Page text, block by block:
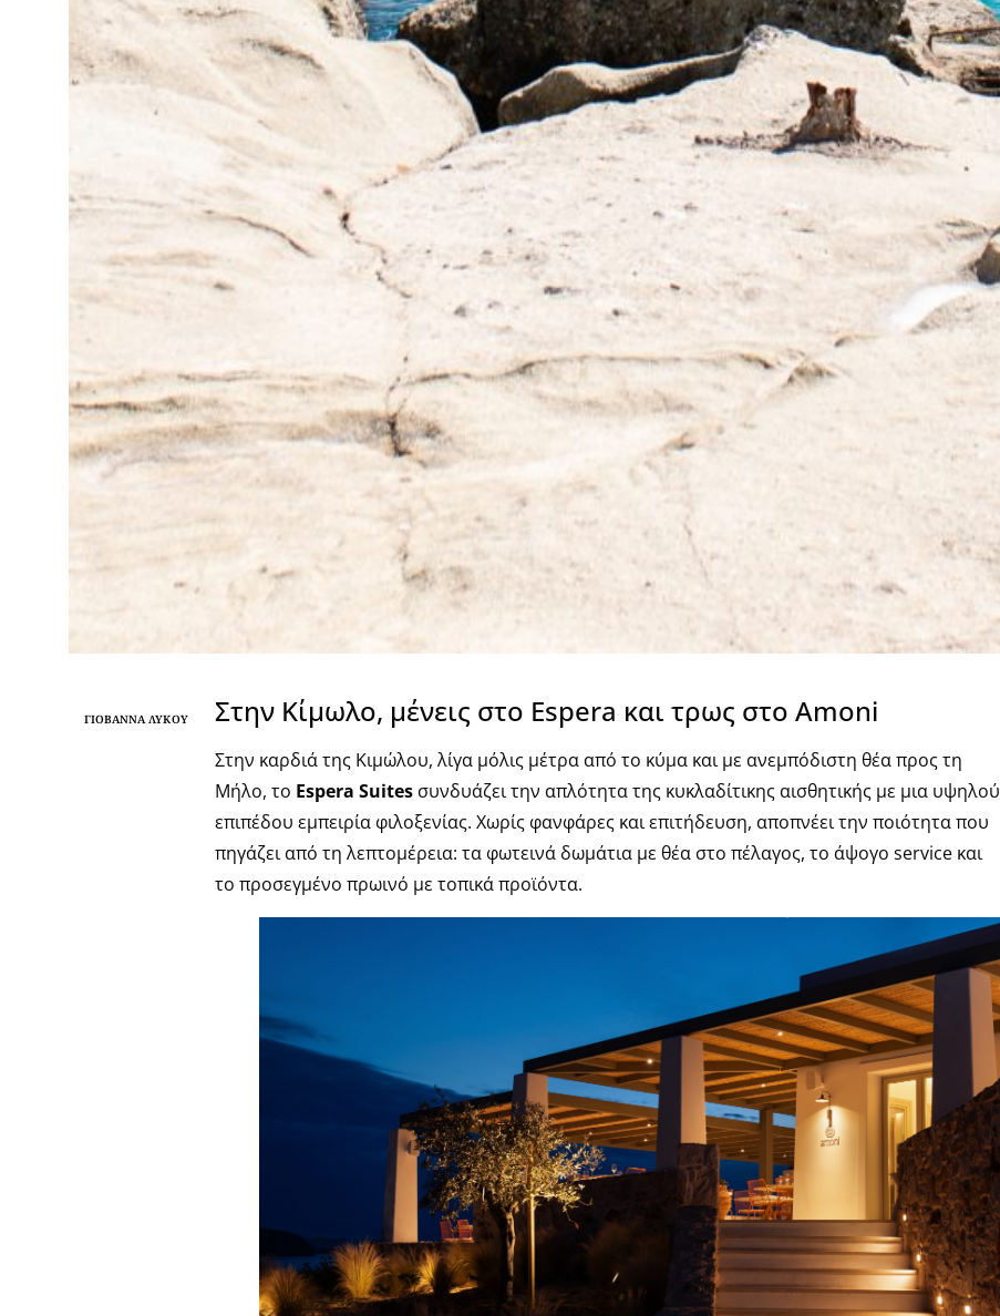
ΓΙΟΒΆΝΝΑ ΛΎΚΟΥ Στην Κίμωλο, μένεις στο Espera και τρως στο Amoni
Στην καρδιά της Κιμώλου, λίγα μόλις μέτρα από το κύμα και με ανεμπόδιστη θέα προς τη
Μήλο, το Espera Suites συνδυάζει την απλότητα της κυκλαδίτικης αισθητικής με μια υψηλού
επιπέδου εμπειρία φιλοξενίας. Χωρίς φανφάρες και επιτήδευση, αποπνέει την ποιότητα που
πηγάζει από τη λεπτομέρεια: τα φωτεινά δωμάτια με θέα στο πέλαγος, το άψογο service και
το προσεγμένο πρωινό με τοπικά προϊόντα.